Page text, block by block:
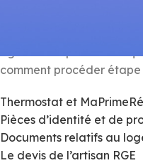
comment procéder
Thermostat et
Pièces d’identité et de
Documents relatifs au
Le devis de l’artisan RGE